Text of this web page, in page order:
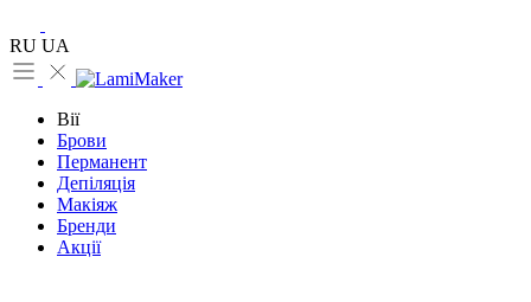
RU UA
Вії
Брови
Перманент
Депіляція
Макіяж
Бренди
Акції